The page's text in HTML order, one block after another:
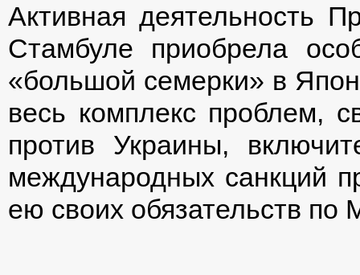
Активная деятельность
Стамбуле приобрела
«большой семерки» в
весь комплекс проблем,
против Украины,
международных санкций
ею своих обязательств по